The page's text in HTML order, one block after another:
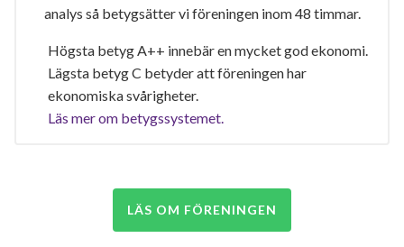
analys så betygsätter vi föreningen inom 48 timmar.
Högsta betyg A++ innebär en mycket god ekonomi.
Lägsta betyg C betyder att föreningen har
ekonomiska svårigheter.
Läs mer om betygssystemet.
LÄS OM FÖRENINGEN